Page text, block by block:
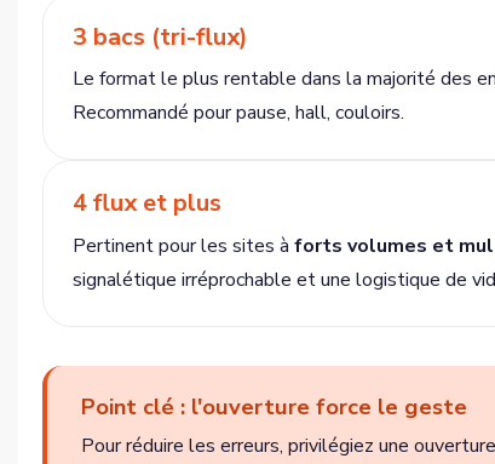
3 bacs (tri-flux)
Le format le plus rentable dans la majorité des
Recommandé pour pause, hall, couloirs.
4 flux et plus
Pertinent pour les sites à forts volumes et
signalétique irréprochable et une logistique de
Point clé : l'ouverture force le geste
Pour réduire les erreurs, privilégiez une ouverture